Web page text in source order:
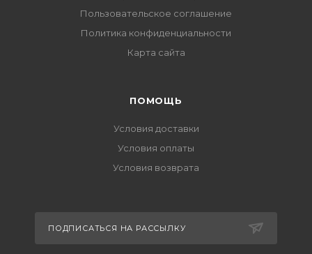
Пользовательское соглашение
Политика конфиденциальности
Карта сайта
ПОМОЩЬ
Условия доставки
Условия оплаты
Условия возврата
ПОДПИСАТЬСЯ НА РАССЫЛКУ